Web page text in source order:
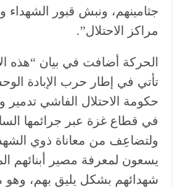
جثامينهم، ونبش قبور الشهداء
مراكز الاحتلال”.
الحركة أضافت في بيان “هذه
تأتي في إطار حرب الإبادة
حكومة الاحتلال الفاشي تدمير
في قطاع غزة عبر جرائمها
ولتضاعِف من معاناة ذوي
يسعون لمعرفة مصير أبنائهم
شهدائهم بشكل يليق بهم،